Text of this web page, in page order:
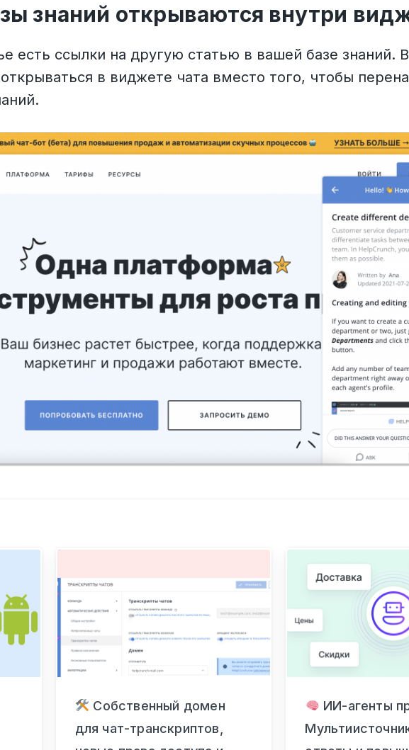
знаний открываются внутри
есть ссылки на другую статью в вашей базе знаний.
в виджете чата вместо того, чтобы
Собственный домен
для чат-транскриптов,
ИИ-агенты